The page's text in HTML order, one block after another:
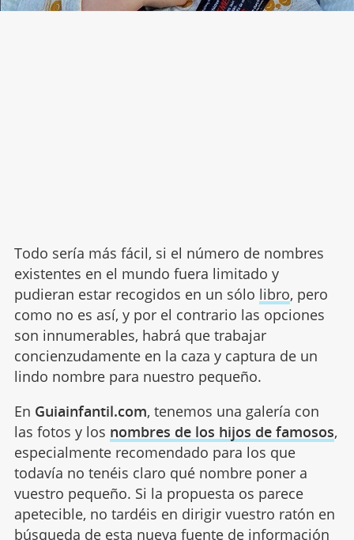
Todo sería más fácil, si el número de nombres
existentes en el mundo fuera limitado y
pudieran estar recogidos en un sólo libro, pero
como no es así, y por el contrario las opciones
son innumerables, habrá que trabajar
concienzudamente en la caza y captura de un
lindo nombre para nuestro pequeño.
En Guiainfantil.com, tenemos una galería con
las fotos y los nombres de los hijos de famosos,
especialmente recomendado para los que
todavía no tenéis claro qué nombre poner a
vuestro pequeño. Si la propuesta os parece
apetecible, no tardéis en dirigir vuestro ratón en
búsqueda de esta nueva fuente de información